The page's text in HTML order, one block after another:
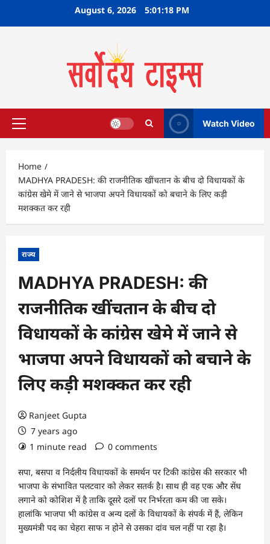
August 6, 2026 5:01:18 PM
Primary
Watch Video
Home
MADHYA PRADESH: की राजनीतिक खींचतान के बीच दो विधायकों के
कांग्रेस खेमे में जाने से भाजपा अपने विधायकों को बचाने के लिए कड़ी
मशक्कत कर रही
राज्य
MADHYA PRADESH: की
राजनीतिक खींचतान के बीच दो
विधायकों के कांग्रेस खेमे में जाने से
भाजपा अपने विधायकों को बचाने के
लिए कड़ी मशक्कत कर रही
Ranjeet Gupta
7 years ago
1 minute read
0 comments
सपा, बसपा व निर्दलीय विधायकों के समर्थन पर टिकी कांग्रेस की सरकार भी
भाजपा के संभावित पलटवार को लेकर सतर्क है। साथ ही वह एक और सेंध
लगाने को कोशिश में है ताकि दूसरे दलों पर निर्भरता कम की जा सके।
हालांकि भाजपा भी कांग्रेस व अन्य दलों के विधायकों के संपर्क में हैं, लेकिन
मुख्यमंत्री पद का चेहरा साफ न होने से उसका दांव चल नहीं पा रहा है।